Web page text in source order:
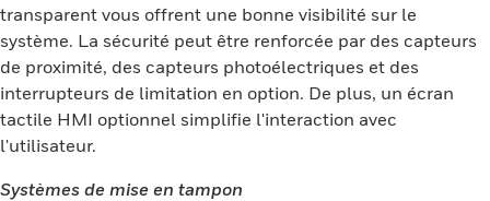
transparent vous offrent une bonne visibilité sur le
système. La sécurité peut être renforcée par des capteurs
de proximité, des capteurs photoélectriques et des
interrupteurs de limitation en option. De plus, un écran
tactile HMI optionnel simplifie l'interaction avec
l'utilisateur.
Systèmes de mise en tampon